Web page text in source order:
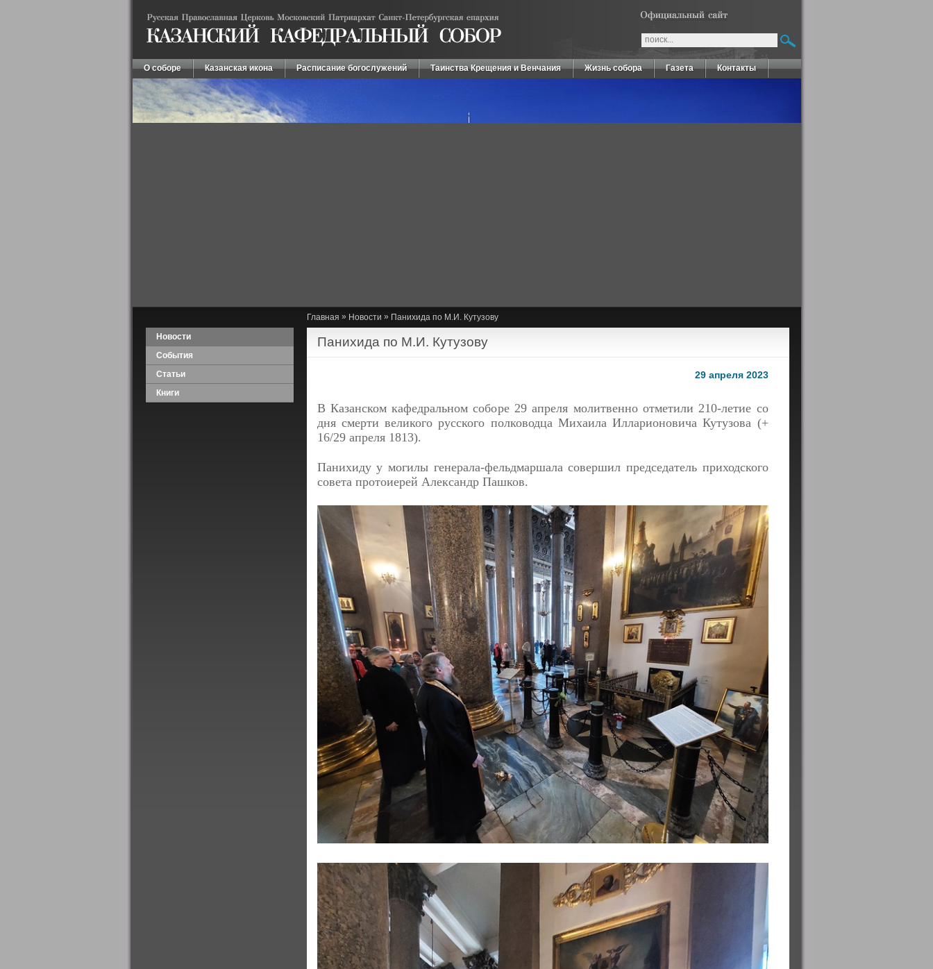
О соборе Казанская икона Расписание богослужений Таинства Крещения и Венчания Жизнь собора Газета Контакты
Новости
События
Статьи
Книги
Главная » Новости » Панихида по М.И. Кутузову
Панихида по М.И. Кутузову
29 апреля 2023
В Казанском кафедральном соборе 29 апреля молитвенно отметили 210-летие со
дня смерти великого русского полководца Михаила Илларионовича Кутузова (+
16/29 апреля 1813).
Панихиду у могилы генерала-фельдмаршала совершил председатель приходского
совета протоиерей Александр Пашков.